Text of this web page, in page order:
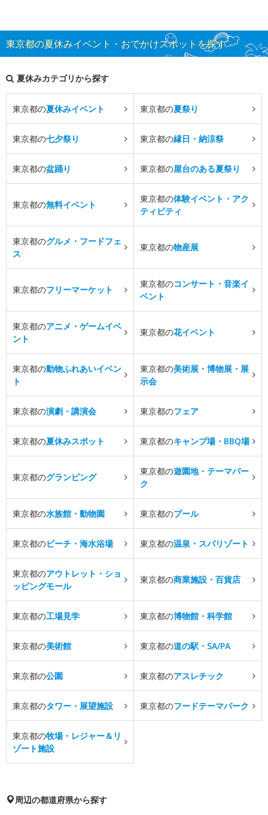
東京都の夏休みイベント・おでかけスポットを探す
夏休みカテゴリから探す
東京都の夏休みイベント 東京都の夏祭り
東京都の七夕祭り 東京都の縁日・納涼祭
東京都の盆踊り 東京都の屋台のある夏祭り
東京都の無料イベント
東京都の体験イベント・アク
ティビティ
東京都のグルメ・フードフェ
ス
東京都の物産展
東京都のフリーマーケット
東京都のコンサート・音楽イ
ベント
東京都のアニメ・ゲームイベ
ント
東京都の花イベント
東京都の動物ふれあいイベン
ト
東京都の美術展・博物展・展
示会
東京都の演劇・講演会 東京都のフェア
東京都の夏休みスポット 東京都のキャンプ場・BBQ場
東京都のグランピング
東京都の遊園地・テーマパー
ク
東京都の水族館・動物園 東京都のプール
東京都のビーチ・海水浴場 東京都の温泉・スパリゾート
東京都のアウトレット・ショ
ッピングモール
東京都の商業施設・百貨店
東京都の工場見学 東京都の博物館・科学館
東京都の美術館 東京都の道の駅・SA/PA
東京都の公園 東京都のアスレチック
東京都のタワー・展望施設 東京都のフードテーマパーク
東京都の牧場・レジャー＆リ
ゾート施設
周辺の都道府県から探す